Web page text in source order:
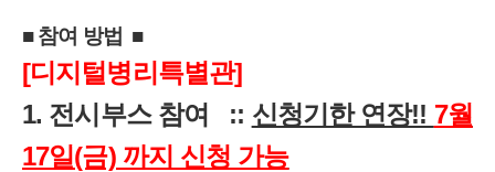
■참여 방법 ■
[디지털병리특별관]
1. 전시부스 참여
:: 신청기한 연장!! 7월
17일(금) 까지 신청 가능